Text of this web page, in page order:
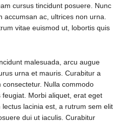
cursus tincidunt posuere. Nunc
accumsan ac, ultrices non urna.
vitae euismod ut, lobortis quis
malesuada, arcu augue
urna et mauris. Curabitur a
Nulla commodo
Morbi aliquet, erat eget
lacinia est, a rutrum sem elit
dui ut iaculis. Curabitur